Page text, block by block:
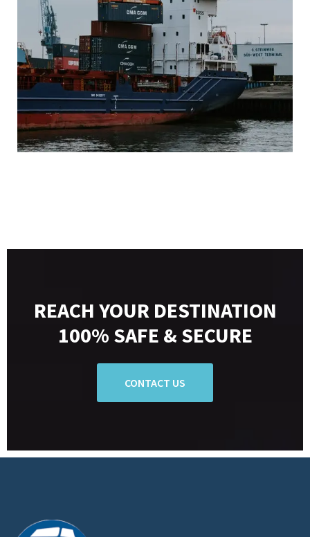
REACH YOUR DESTINATION
100% SAFE & SECURE
CONTACT US